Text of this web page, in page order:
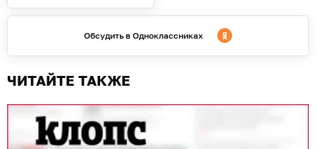
Обсудить в Одноклассниках
ЧИТАЙТЕ ТАКЖЕ